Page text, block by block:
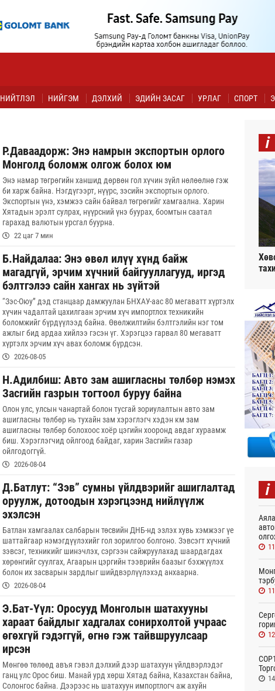
НИЙТЛЭЛ НИЙГЭМ ДЭЛХИЙ ЭДИЙН ЗАСАГ УРЛАГ СПОРТ
Р.Даваадорж: Энэ намрын экспортын орлого
Монголд боломж олгож болох юм
Энэ намар төгрөгийн ханшид дөрвөн гол хүчин зүйл нөлөөлнө гэж
би харж байна. Нэгдүгээрт, нүүрс, зэсийн экспортын орлого.
Экспортын үнэ, хэмжээ сайн байвал төгрөгийг хамгаална. Харин
Хятадын эрэлт сулрах, нүүрсний үнэ буурах, боомтын саатал
гарахад валютын урсгал буурна.
22 цаг 7 мин
Б.Найдалаа: Энэ өвөл илүү хүнд байж
магадгүй, эрчим хүчний байгууллагууд, иргэд
бэлтгэлээ сайн хангах нь зүйтэй
“Зэс-Оюу” дэд станцаар дамжуулан БНХАУ-аас 80 мегаватт хүртэлх
хүчин чадалтай цахилгаан эрчим хүч импортлох техникийн
боломжийг бүрдүүлээд байна. Өвөлжилтийн бэлтгэлийн нэг том
ажлыг бид ардаа хийлээ гэсэн үг. Хэрэгцээ гарвал 80 мегаватт
хүртэлх эрчим хүч авах боломж бүрдсэн.
2026-08-05
Н.Адилбиш: Авто зам ашигласны төлбөр нэмэх
Засгийн газрын тогтоол буруу байна
Олон улс, улсын чанартай болон тусгай зориулалтын авто зам
ашигласны төлбөр нь тухайн зам хэрэглэгч хэдэн км зам
ашигласны төлбөр болохоос хоёр цэгийн хооронд авдаг хураамж
биш. Хэрэглэгчид ойлгоод байдаг, харин Засгийн газар
ойлгодоггүй.
2026-08-04
Д.Батлут: “Зэв” сумны үйлдвэрийг ашиглалтад
оруулж, дотоодын хэрэгцээнд нийлүүлж
эхэлсэн
Батлан хамгаалах салбарын төсвийн ДНБ-нд эзлэх хувь хэмжээг үе
шаттайгаар нэмэгдүүлэхийг гол зорилгоо болгоно. Зэвсэгт хүчний
зэвсэг, техникийг шинэчлэх, сэргээн сайжруулахад шаардагдах
хөрөнгийг суулгах, Агаарын цэргийн тээврийн баазыг бэхжүүлэх
болон их засварын зардлыг шийдвэрлүүлэхэд анхаарна.
2026-08-04
Э.Бат-Үүл: Оросууд Монголын шатахууны
хараат байдлыг хадгалах сонирхолтой учраас
өгөхгүй гэдэггүй, өгнө гэж тайвшруулсаар
ирсэн
Мөнгөө төлөөд авъя гэвэл дэлхий дээр шатахуун үйлдвэрлэдэг
ганц улс Орос биш. Манай урд хөрш Хятад байна, Казахстан байна,
Солонгос байна. Дээрээс нь шатахуун импортлогч аж ахуйн
i
i